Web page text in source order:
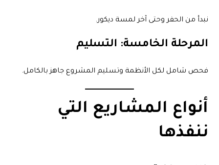
نبدأ من الحفر وحتى آخر لمسة ديكور.
المرحلة الخامسة: التسليم
فحص شامل لكل الأنظمة وتسليم المشروع جاهز بالكامل.
أنواع المشاريع التي
ننفذها